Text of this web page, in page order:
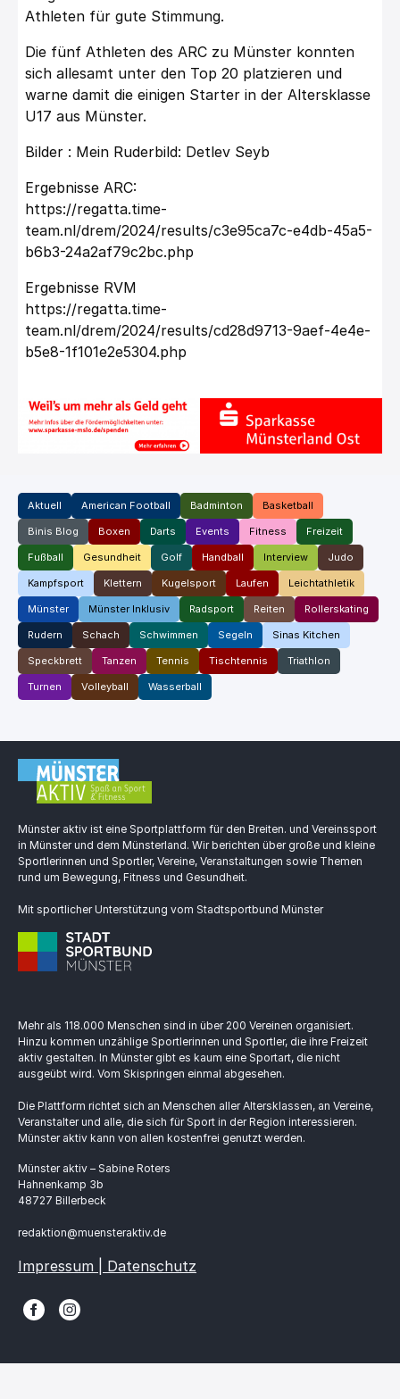
Athleten für gute Stimmung.
Die fünf Athleten des ARC zu Münster konnten
sich allesamt unter den Top 20 platzieren und
warne damit die einigen Starter in der Altersklasse
U17 aus Münster.
Bilder : Mein Ruderbild: Detlev Seyb
Ergebnisse ARC:
https://regatta.time-
team.nl/drem/2024/results/c3e95ca7c-e4db-45a5-
b6b3-24a2af79c2bc.php
Ergebnisse RVM
https://regatta.time-
team.nl/drem/2024/results/cd28d9713-9aef-4e4e-
b5e8-1f101e2e5304.php
Aktuell American Football Badminton Basketball
Binis Blog Boxen Darts Events Fitness Freizeit
Fußball Gesundheit Golf Handball Interview Judo
Kampfsport Klettern Kugelsport Laufen Leichtathletik
Münster Münster Inklusiv Radsport Reiten Rollerskating
Rudern Schach Schwimmen Segeln Sinas Kitchen
Speckbrett Tanzen Tennis Tischtennis Triathlon
Turnen Volleyball Wasserball
Münster aktiv ist eine Sportplattform für den Breiten. und Vereinssport
in Münster und dem Münsterland. Wir berichten über große und kleine
Sportlerinnen und Sportler, Vereine, Veranstaltungen sowie Themen
rund um Bewegung, Fitness und Gesundheit.
Mit sportlicher Unterstützung vom Stadtsportbund Münster
Mehr als 118.000 Menschen sind in über 200 Vereinen organisiert.
Hinzu kommen unzählige Sportlerinnen und Sportler, die ihre Freizeit
aktiv gestalten. In Münster gibt es kaum eine Sportart, die nicht
ausgeübt wird. Vom Skispringen einmal abgesehen.
Die Plattform richtet sich an Menschen aller Altersklassen, an Vereine,
Veranstalter und alle, die sich für Sport in der Region interessieren.
Münster aktiv kann von allen kostenfrei genutzt werden.
Münster aktiv – Sabine Roters
Hahnenkamp 3b
48727 Billerbeck
redaktion@muensteraktiv.de
Impressum | Datenschutz